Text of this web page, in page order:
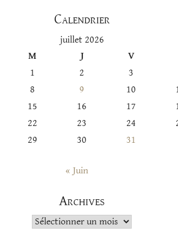
Calendrier
juillet 2026
M J
V
1
2
3
8 9 10
15 16 17
22 23 24
29 30 31
« Juin
Archives
Archives